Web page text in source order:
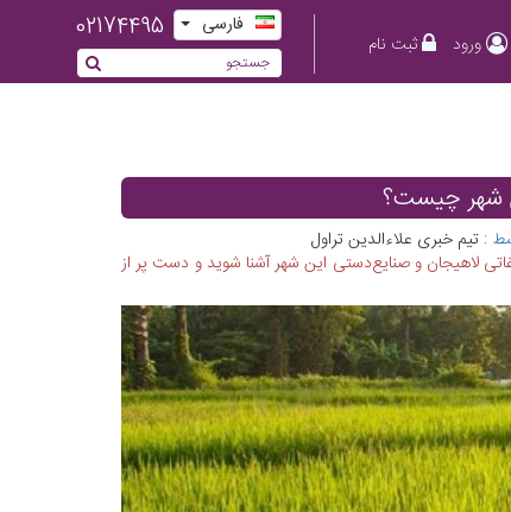
ورود ثبت نام
فارسی 02174495
شهر چیست؟
: تیم خبری علاءالدین تراول
لاهیجان و صنایع‌دستی این شهر آشنا شوید و دست پر از